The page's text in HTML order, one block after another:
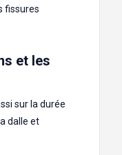
fissures
et les
sur la durée
dalle et